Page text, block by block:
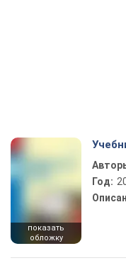
показать
обложку
Год: